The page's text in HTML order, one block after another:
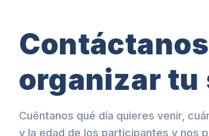
organizar tu
Cuéntanos qué día quieres venir,
y la edad de los participantes y nos